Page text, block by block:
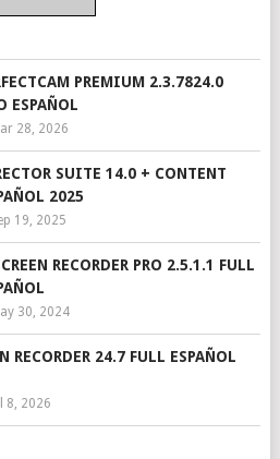
PREMIUM 2.3.7824.0
ESPAÑOL
28, 2026
SUITE 14.0 + CONTENT
2025
19, 2025
RECORDER PRO 2.5.1.1 FULL
30, 2024
RECORDER 24.7 FULL ESPAÑOL
8, 2026